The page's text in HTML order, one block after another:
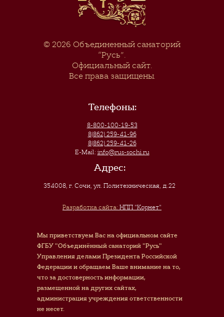
© 2026 Объединенный санаторий
“Русь”.
Официальный сайт.
Все права защищены.
Телефоны:
8-800-100-19-53
8(862) 259-41-96
8(862) 259-41-26
E-Mail: info@rus-sochi.ru
Адрес:
354008, г. Сочи,ул. Политехническая, д.22
Разработка сайта: НПП "Корнет"
Мы приветствуем Вас на официальном сайте
ФГБУ "Объединённый санаторий "Русь"
Управления делами Президента Российской
Федерации и обращаем Ваше внимание на то,
что за достоверность информации,
размещенной на других сайтах,
администрация учреждения ответственности
не несет.